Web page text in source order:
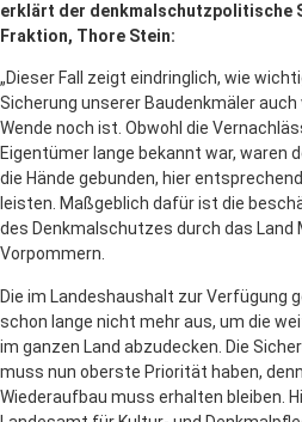
erklärt der denkmalschutzpolitische
Fraktion, Thore Stein:
„Dieser Fall zeigt eindringlich, wie
Sicherung unserer Baudenkmäler
Wende noch ist. Obwohl die
Eigentümer lange bekannt war, waren
die Hände gebunden, hier
leisten. Maßgeblich dafür ist die
des Denkmalschutzes durch das Land
Vorpommern.
Die im Landeshaushalt zur Verfügung
schon lange nicht mehr aus, um die
im ganzen Land abzudecken. Die
muss nun oberste Priorität haben,
Wiederaufbau muss erhalten bleiben.